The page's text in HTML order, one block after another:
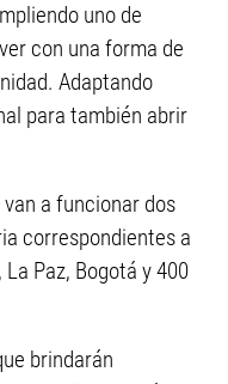
uno de
con una forma de
Adaptando
para también abrir
a funcionar dos
correspondientes a
Paz, Bogotá y 400
brindarán